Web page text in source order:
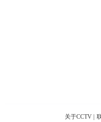
关于CCTV